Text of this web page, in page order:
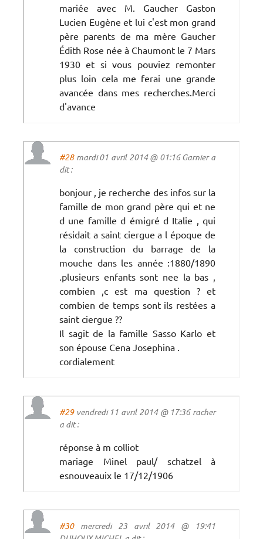
mariée avec M. Gaucher Gaston
Lucien Eugène et lui c'est mon grand
père parents de ma mère Gaucher
Édith Rose née à Chaumont le 7 Mars
1930 et si vous pouviez remonter
plus loin cela me ferai une grande
avancée dans mes recherches.Merci
d'avance
#28mardi 01 avril 2014 @ 01:16 Garnier a
dit :
bonjour , je recherche des infos sur la
famille de mon grand père qui et ne
d une famille d émigré d Italie , qui
résidait a saint ciergue a l époque de
la construction du barrage de la
mouche dans les année :1880/1890
.plusieurs enfants sont nee la bas ,
combien ,c est ma question ? et
combien de temps sont ils restées a
saint ciergue ??
Il sagit de la famille Sasso Karlo et
son épouse Cena Josephina .
cordialement
#29vendredi 11 avril 2014 @ 17:36 racher
a dit :
réponse à m colliot
mariage Minel paul/ schatzel à
esnouveauix le 17/12/1906
#30mercredi 23 avril 2014 @ 19:41